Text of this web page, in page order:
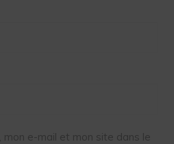
mon e-mail et mon site dans le